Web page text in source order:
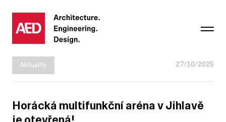
Aktuality 27/10/2025
Horácká multifunkční aréna v Jihlavě